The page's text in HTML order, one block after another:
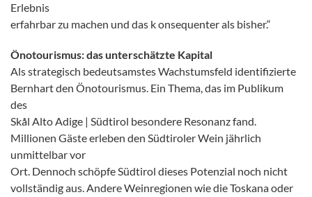
Erlebnis
erfahrbar zu machen und das k onsequenter als bisher.“
Önotourismus: das unterschätzte Kapital
Als strategisch bedeutsamstes Wachstumsfeld identifizierte
Bernhart den Önotourismus. Ein Thema, das im Publikum
des
Skål Alto Adige | Südtirol besondere Resonanz fand.
Millionen Gäste erleben den Südtiroler Wein jährlich
unmittelbar vor
Ort. Dennoch schöpfe Südtirol dieses Potenzial noch nicht
vollständig aus. Andere Weinregionen wie die Toskana oder